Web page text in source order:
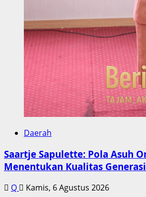
Daerah
Saartje Sapulette: Pola Asuh
Menentukan Kualitas
Q Kamis, 6 Agustus 2026